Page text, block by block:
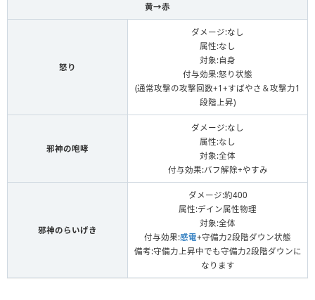
黄→赤
怒り
ダメージ:なし
属性:なし
対象:自身
付与効果:怒り状態
(通常攻撃の攻撃回数+1+すばやさ＆攻撃力1
段階上昇)
邪神の咆哮
ダメージ:なし
属性:なし
対象:全体
付与効果:バフ解除+やすみ
邪神のらいげき
ダメージ:約400
属性:デイン属性物理
対象:全体
付与効果:感電+守備力2段階ダウン状態
備考:守備力上昇中でも守備力2段階ダウンに
なります